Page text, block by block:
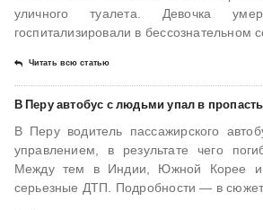
уличного туалета. Девочка
госпитализировали в бессознательном
Читать всю статью
В Перу автобус с людьми упал в
В Перу водитель пассажирского
управлением, в результате чего
Между тем в Индии, Южной Корее и
серьезные ДТП. Подробности — в